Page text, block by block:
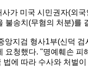
가 미국 시민권자(외
불송치(무혐의 처분)를
앙지검 형사1부(신덕
요청했다. "명예훼손
에 따라 수사와 처벌